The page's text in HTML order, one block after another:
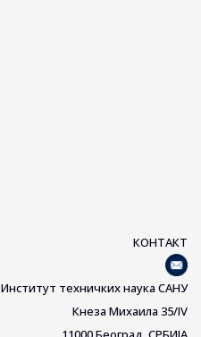
КОНТАКТ
Институт техничких наука САНУ
Кнеза Михаила 35/IV